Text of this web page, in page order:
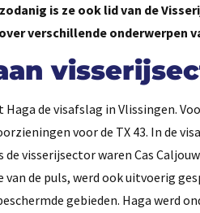
is ze ook lid van de
verschillende onderwerpen
de visafslag in Vlissingen.
voor de TX 43. In de
de visserijsector waren Cas
de puls, werd ook uitvoerig
gebieden. Haga werd